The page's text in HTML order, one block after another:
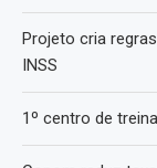
Projeto cria
INSS
1º centro de